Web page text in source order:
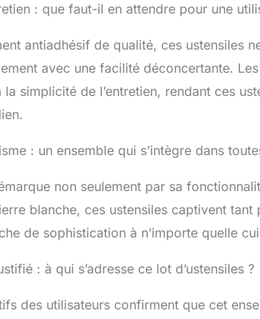
moules à pâtisserie
four, le réfrigérateur et
de cuisson est sans
commodité, mais
: que faut-il en attendre pour une
antiadhésif de qualité, ces ustensiles
avec une facilité déconcertante.
simplicité de l’entretien, rendant ces
: un ensemble qui s’intègre dans
non seulement par sa
blanche, ces ustensiles captivent
de sophistication à n’importe quelle
: à qui s’adresse ce lot d’ustensiles ?
des utilisateurs confirment que cet